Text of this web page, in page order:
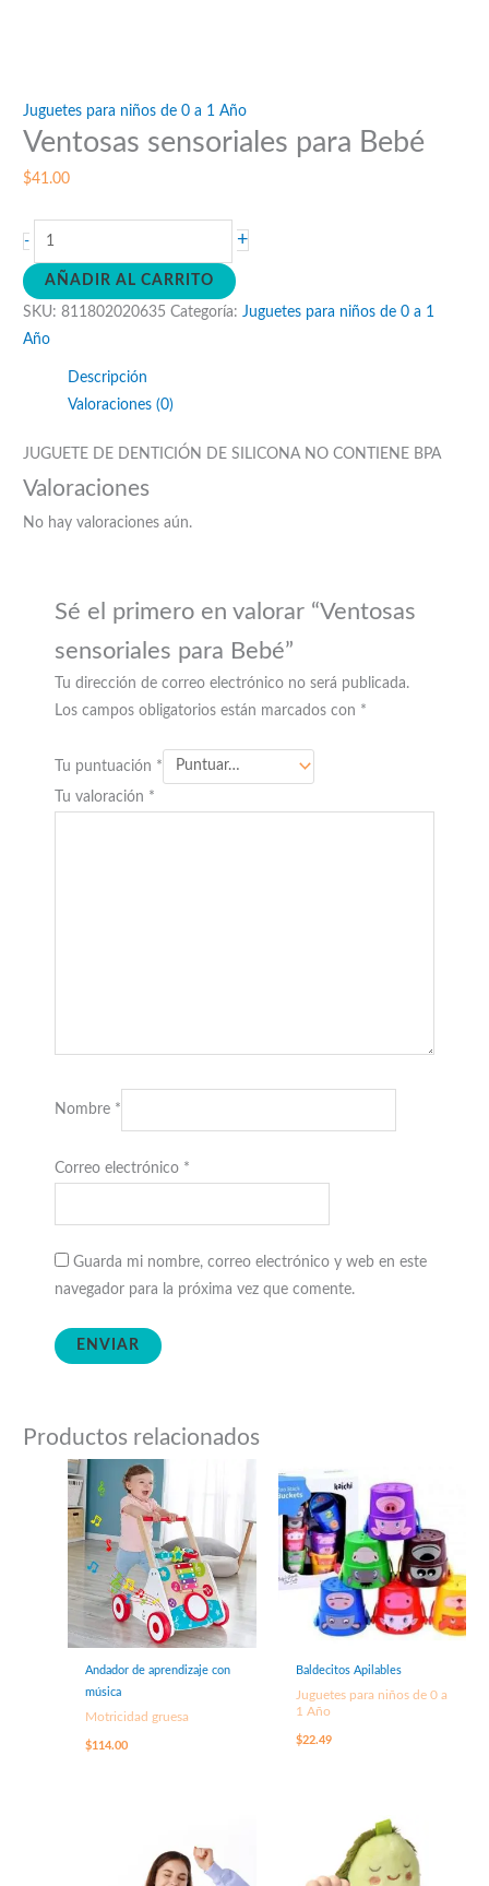
Juguetes para niños de 0 a 1 Año
Ventosas sensoriales para Bebé
$41.00
-
Ventosas
sensoriales
para
Bebé
cantidad
+
AÑADIR AL CARRITO
SKU:811802020635 Categoría:Juguetes para niños de 0 a 1
Año
Descripción
Valoraciones (0)
JUGUETE DE DENTICIÓN DE SILICONA NO CONTIENE BPA
Valoraciones
No hay valoraciones aún.
Sé el primero en valorar “Ventosas
sensoriales para Bebé”
Tu dirección de correo electrónico no será publicada.
Los campos obligatorios están marcados con *
Tu puntuación *
Tu valoración *
Nombre *
Correo electrónico *
Guarda mi nombre, correo electrónico y web en este
navegador para la próxima vez que comente.
Productos relacionados
Andador de aprendizaje con
música
Motricidad gruesa
$114.00
Baldecitos Apilables
Juguetes para niños de 0 a
1 Año
$22.49